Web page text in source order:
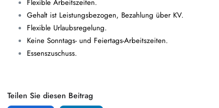
Flexible Arbeitszeiten.
Gehalt ist Leistungsbezogen, Bezahlung über KV.
Flexible Urlaubsregelung.
Keine Sonntags- und Feiertags-Arbeitszeiten.
Essenszuschuss.
Teilen Sie diesen Beitrag